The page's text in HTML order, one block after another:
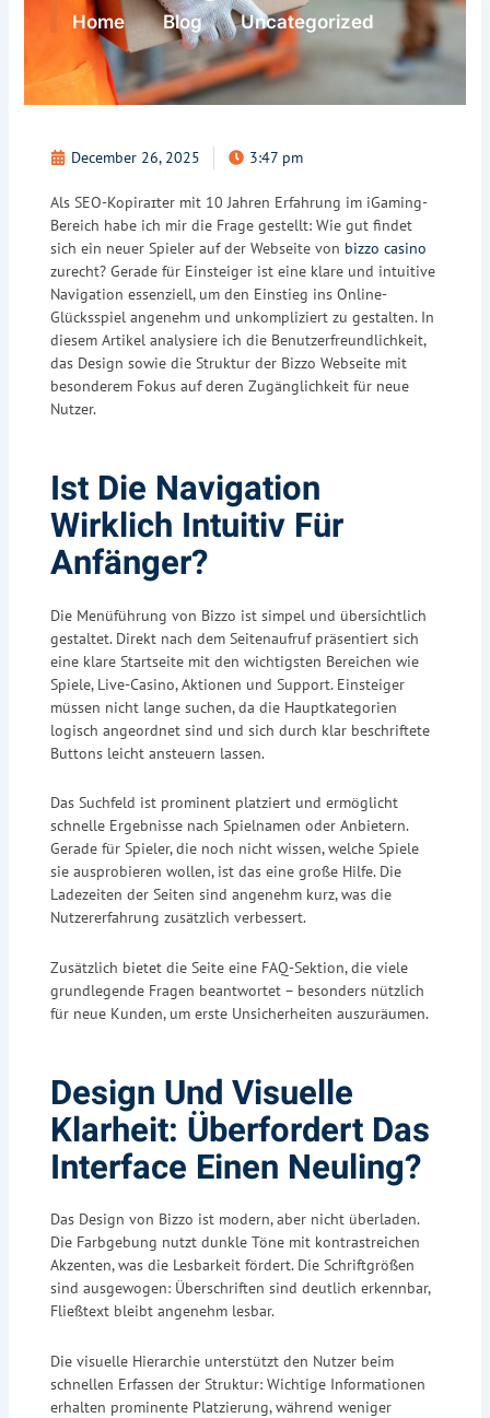
Home Blog Uncategorized
December 26, 2025 3:47 pm
Als SEO-Kopiraɪter mit 10 Jahren Erfahrung im iGaming-
Bereich habe ich mir die Frage gestellt: Wie gut findet
sich ein neuer Spieler auf der Webseite von bizzo casino
zurecht? Gerade für Einsteiger ist eine klare und intuitive
Navigation essenziell, um den Einstieg ins Online-
Glücksspiel angenehm und unkompliziert zu gestalten. In
diesem Artikel analysiere ich die Benutzerfreundlichkeit,
das Design sowie die Struktur der Bizzo Webseite mit
besonderem Fokus auf deren Zugänglichkeit für neue
Nutzer.
Ist Die Navigation
Wirklich Intuitiv Für
Anfänger?
Die Menüführung von Bizzo ist simpel und übersichtlich
gestaltet. Direkt nach dem Seitenaufruf präsentiert sich
eine klare Startseite mit den wichtigsten Bereichen wie
Spiele, Live-Casino, Aktionen und Support. Einsteiger
müssen nicht lange suchen, da die Hauptkategorien
logisch angeordnet sind und sich durch klar beschriftete
Buttons leicht ansteuern lassen.
Das Suchfeld ist prominent platziert und ermöglicht
schnelle Ergebnisse nach Spielnamen oder Anbietern.
Gerade für Spieler, die noch nicht wissen, welche Spiele
sie ausprobieren wollen, ist das eine große Hilfe. Die
Ladezeiten der Seiten sind angenehm kurz, was die
Nutzererfahrung zusätzlich verbessert.
Zusätzlich bietet die Seite eine FAQ-Sektion, die viele
grundlegende Fragen beantwortet – besonders nützlich
für neue Kunden, um erste Unsicherheiten auszuräumen.
Design Und Visuelle
Klarheit: Überfordert Das
Interface Einen Neuling?
Das Design von Bizzo ist modern, aber nicht überladen.
Die Farbgebung nutzt dunkle Töne mit kontrastreichen
Akzenten, was die Lesbarkeit fördert. Die Schriftgrößen
sind ausgewogen: Überschriften sind deutlich erkennbar,
Fließtext bleibt angenehm lesbar.
Die visuelle Hierarchie unterstützt den Nutzer beim
schnellen Erfassen der Struktur: Wichtige Informationen
erhalten prominente Platzierung, während weniger